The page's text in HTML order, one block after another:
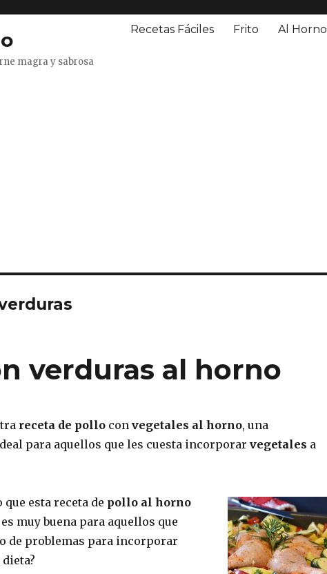
magra y sabrosa
Recetas Fáciles Frito Al Horno
verduras al horno
receta de pollocon vegetales al horno, una
para aquellos que les cuesta incorporar vegetales a
esta receta de pollo al horno
es muy buena para aquellos que
de problemas para incorporar